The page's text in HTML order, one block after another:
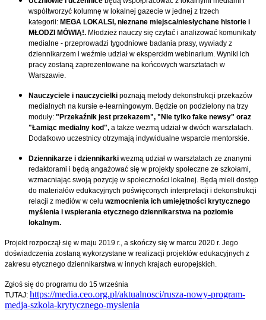
współtworzyć kolumnę w lokalnej gazecie w jednej z trzech
kategorii: MEGA LOKALSI, nieznane miejsca/niesłychane historie i
MŁODZI MÓWIĄ!. Młodzież nauczy się czytać i analizować komunikaty
medialne - przeprowadzi tygodniowe badania prasy, wywiady z
dziennikarzem i weźmie udział w eksperckim webinarium. Wyniki ich
pracy zostaną zaprezentowane na końcowych warsztatach w
Warszawie.
Nauczyciele i nauczycielki poznają metody dekonstrukcji przekazów
medialnych na kursie e-learningowym. Będzie on podzielony na trzy
moduły: "Przekaźnik jest przekazem", "Nie tylko fake newsy" oraz
"Łamiąc medialny kod", a także wezmą udział w dwóch warsztatach.
Dodatkowo uczestnicy otrzymają indywidualne wsparcie mentorskie.
Dziennikarze i dziennikarki wezmą udział w warsztatach ze znanymi
redaktorami i będą angażować się w projekty społeczne ze szkołami,
wzmacniając swoją pozycję w społeczności lokalnej. Będą mieli dostęp
do materiałów edukacyjnych poświęconych interpretacji i dekonstrukcji
relacji z mediów w celu wzmocnienia ich umiejętności krytycznego
myślenia i wspierania etycznego dziennikarstwa na poziomie
lokalnym.
Projekt rozpoczął się w maju 2019 r., a skończy się w marcu 2020 r. Jego
doświadczenia zostaną wykorzystane w realizacji projektów edukacyjnych z
zakresu etycznego dziennikarstwa w innych krajach europejskich.
Zgłoś się do programu do 15 września
TUTAJ: https://media.ceo.org.pl/aktualnosci/rusza-nowy-program-
medja-szkola-krytycznego-myslenia